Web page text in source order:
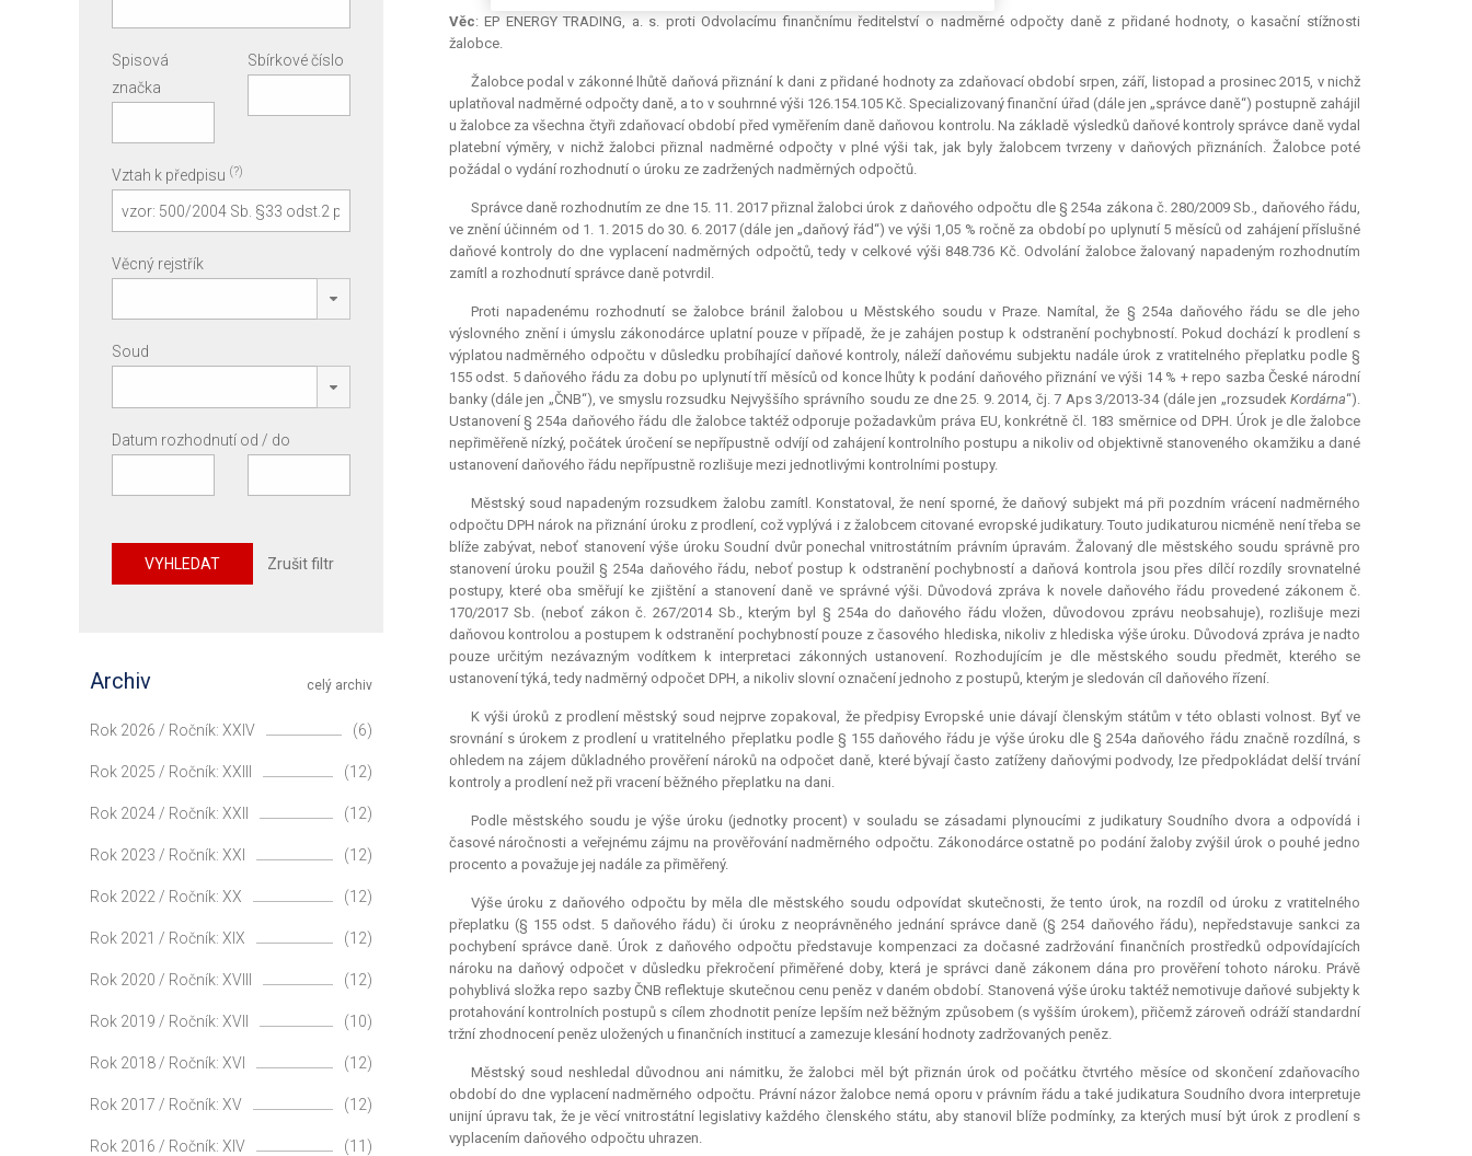
Věc: EP ENERGY TRADING, a. s. proti Odvolacímu finančnímu ředitelství o nadměrné odpočty daně z přidané hodnoty, o kasační stížnosti
žalobce.
Žalobce podal v zákonné lhůtě daňová přiznání k dani z přidané hodnoty za zdaňovací období srpen, září, listopad a prosinec 2015, v nichž
uplatňoval nadměrné odpočty daně, a to v souhrnné výši 126.154.105 Kč. Specializovaný finanční úřad (dále jen „správce daně“) postupně zahájil
u žalobce za všechna čtyři zdaňovací období před vyměřením daně daňovou kontrolu. Na základě výsledků daňové kontroly správce daně vydal
platební výměry, v nichž žalobci přiznal nadměrné odpočty v plné výši tak, jak byly žalobcem tvrzeny v daňových přiznáních. Žalobce poté
požádal o vydání rozhodnutí o úroku ze zadržených nadměrných odpočtů.
Správce daně rozhodnutím ze dne 15. 11. 2017 přiznal žalobci úrok z daňového odpočtu dle § 254a zákona č. 280/2009 Sb., daňového řádu,
ve znění účinném od 1. 1. 2015 do 30. 6. 2017 (dále jen „daňový řád“) ve výši 1,05 % ročně za období po uplynutí 5 měsíců od zahájení příslušné
daňové kontroly do dne vyplacení nadměrných odpočtů, tedy v celkové výši 848.736 Kč. Odvolání žalobce žalovaný napadeným rozhodnutím
zamítl a rozhodnutí správce daně potvrdil.
Proti napadenému rozhodnutí se žalobce bránil žalobou u Městského soudu v Praze. Namítal, že § 254a daňového řádu se dle jeho
výslovného znění i úmyslu zákonodárce uplatní pouze v případě, že je zahájen postup k odstranění pochybností. Pokud dochází k prodlení s
výplatou nadměrného odpočtu v důsledku probíhající daňové kontroly, náleží daňovému subjektu nadále úrok z vratitelného přeplatku podle §
155 odst. 5 daňového řádu za dobu po uplynutí tří měsíců od konce lhůty k podání daňového přiznání ve výši 14 % + repo sazba České národní
banky (dále jen „ČNB“), ve smyslu rozsudku Nejvyššího správního soudu ze dne 25. 9. 2014, čj. 7 Aps 3/2013-34 (dále jen „rozsudek Kordárna“).
Ustanovení § 254a daňového řádu dle žalobce taktéž odporuje požadavkům práva EU, konkrétně čl. 183 směrnice od DPH. Úrok je dle žalobce
nepřiměřeně nízký, počátek úročení se nepřípustně odvíjí od zahájení kontrolního postupu a nikoliv od objektivně stanoveného okamžiku a dané
ustanovení daňového řádu nepřípustně rozlišuje mezi jednotlivými kontrolními postupy.
Městský soud napadeným rozsudkem žalobu zamítl. Konstatoval, že není sporné, že daňový subjekt má při pozdním vrácení nadměrného
odpočtu DPH nárok na přiznání úroku z prodlení, což vyplývá i z žalobcem citované evropské judikatury. Touto judikaturou nicméně není třeba se
blíže zabývat, neboť stanovení výše úroku Soudní dvůr ponechal vnitrostátním právním úpravám. Žalovaný dle městského soudu správně pro
stanovení úroku použil § 254a daňového řádu, neboť postup k odstranění pochybností a daňová kontrola jsou přes dílčí rozdíly srovnatelné
postupy, které oba směřují ke zjištění a stanovení daně ve správné výši. Důvodová zpráva k novele daňového řádu provedené zákonem č.
170/2017 Sb. (neboť zákon č. 267/2014 Sb., kterým byl § 254a do daňového řádu vložen, důvodovou zprávu neobsahuje), rozlišuje mezi
daňovou kontrolou a postupem k odstranění pochybností pouze z časového hlediska, nikoliv z hlediska výše úroku. Důvodová zpráva je nadto
pouze určitým nezávazným vodítkem k interpretaci zákonných ustanovení. Rozhodujícím je dle městského soudu předmět, kterého se
ustanovení týká, tedy nadměrný odpočet DPH, a nikoliv slovní označení jednoho z postupů, kterým je sledován cíl daňového řízení.
K výši úroků z prodlení městský soud nejprve zopakoval, že předpisy Evropské unie dávají členským státům v této oblasti volnost. Byť ve
srovnání s úrokem z prodlení u vratitelného přeplatku podle § 155 daňového řádu je výše úroku dle § 254a daňového řádu značně rozdílná, s
ohledem na zájem důkladného prověření nároků na odpočet daně, které bývají často zatíženy daňovými podvody, lze předpokládat delší trvání
kontroly a prodlení než při vracení běžného přeplatku na dani.
Podle městského soudu je výše úroku (jednotky procent) v souladu se zásadami plynoucími z judikatury Soudního dvora a odpovídá i
časové náročnosti a veřejnému zájmu na prověřování nadměrného odpočtu. Zákonodárce ostatně po podání žaloby zvýšil úrok o pouhé jedno
procento a považuje jej nadále za přiměřený.
Výše úroku z daňového odpočtu by měla dle městského soudu odpovídat skutečnosti, že tento úrok, na rozdíl od úroku z vratitelného
přeplatku (§ 155 odst. 5 daňového řádu) či úroku z neoprávněného jednání správce daně (§ 254 daňového řádu), nepředstavuje sankci za
pochybení správce daně. Úrok z daňového odpočtu představuje kompenzaci za dočasné zadržování finančních prostředků odpovídajících
nároku na daňový odpočet v důsledku překročení přiměřené doby, která je správci daně zákonem dána pro prověření tohoto nároku. Právě
pohyblivá složka repo sazby ČNB reflektuje skutečnou cenu peněz v daném období. Stanovená výše úroku taktéž nemotivuje daňové subjekty k
protahování kontrolních postupů s cílem zhodnotit peníze lepším než běžným způsobem (s vyšším úrokem), přičemž zároveň odráží standardní
tržní zhodnocení peněz uložených u finančních institucí a zamezuje klesání hodnoty zadržovaných peněz.
Městský soud neshledal důvodnou ani námitku, že žalobci měl být přiznán úrok od počátku čtvrtého měsíce od skončení zdaňovacího
období do dne vyplacení nadměrného odpočtu. Právní názor žalobce nemá oporu v právním řádu a také judikatura Soudního dvora interpretuje
unijní úpravu tak, že je věcí vnitrostátní legislativy každého členského státu, aby stanovil blíže podmínky, za kterých musí být úrok z prodlení s
vyplacením daňového odpočtu uhrazen.
Spisová
značka
Sbírkové číslo
Vztah k předpisu (?)
Věcný rejstřík
Soud
Datum rozhodnutí od / do
VYHLEDAT Zrušit filtr
celý archiv
Archiv
Rok 2026 / Ročník: XXIV (6)
Rok 2025 / Ročník: XXIII (12)
Rok 2024 / Ročník: XXII (12)
Rok 2023 / Ročník: XXI (12)
Rok 2022 / Ročník: XX (12)
Rok 2021 / Ročník: XIX (12)
Rok 2020 / Ročník: XVIII (12)
Rok 2019 / Ročník: XVII (10)
Rok 2018 / Ročník: XVI (12)
Rok 2017 / Ročník: XV (12)
Rok 2016 / Ročník: XIV (11)